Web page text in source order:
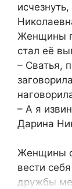
Женщины
стал её
– Сватья,
– А я
Дарина
Женщины
вести
дружбы